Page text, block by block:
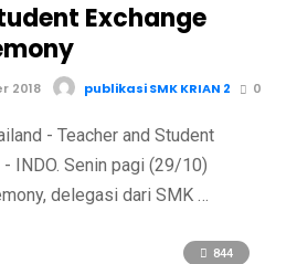
Exchange
2018 publikasi SMK KRIAN 2 0
- Teacher and Student
- INDO. Senin pagi (29/10)
delegasi dari SMK …
844